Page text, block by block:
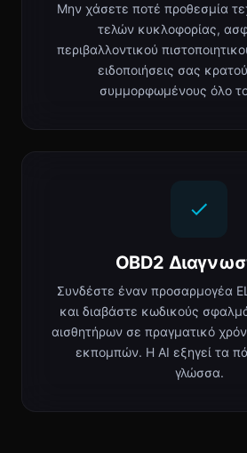
Μην χάσετε ποτέ προθεσμία
τελών κυκλοφορίας,
περιβαλλοντικού
ειδοποιήσεις σας
συμμορφωμένους όλο
OBD2
Συνδέστε έναν προσαρμογέα
και διαβάστε κωδικούς
αισθητήρων σε πραγματικό
εκπομπών. Η AI εξηγεί τα
γλώσσα.